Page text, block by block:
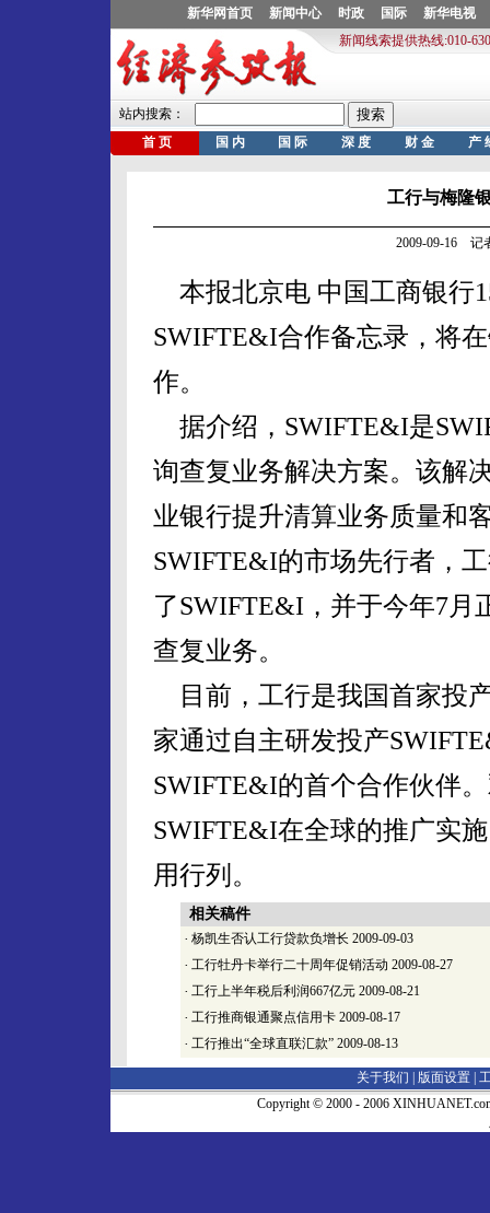
工行与梅隆
2009-09-16 记
本报北京电 中国工商银行
SWIFTE&I合作备忘录，将
作。
据介绍，SWIFTE&I是
询查复业务解决方案。该解
业银行提升清算业务质量和
SWIFTE&I的市场先行者，
了SWIFTE&I，并于今年7月
查复业务。
目前，工行是我国首家投
家通过自主研发投产
SWIFTE&I的首个合作伙伴
SWIFTE&I在全球的推广实
用行列。
相关稿件
· 杨凯生否认工行贷款负增长 2009-09-03
· 工行牡丹卡举行二十周年促销活动 2009-08-27
· 工行上半年税后利润667亿元 2009-08-21
· 工行推商银通聚点信用卡 2009-08-17
· 工行推出“全球直联汇款” 2009-08-13
关于我们 | 版面设置
Copyright © 2000 - 2006